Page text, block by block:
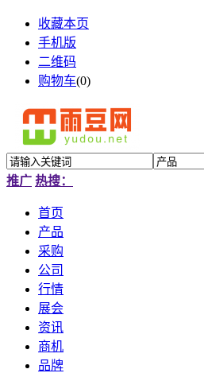
收藏本页
手机版
二维码
购物车(0)
推广 热搜：
首页
产品
采购
公司
行情
展会
资讯
商机
品牌